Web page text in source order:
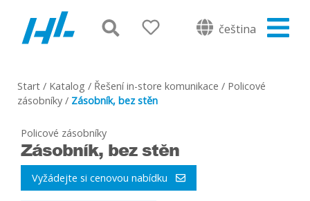
čeština
Start / Katalog / Řešení in-store komunikace / Policové
zásobníky / Zásobník, bez stěn
Policové zásobníky
Zásobník, bez stěn
Vyžádejte si cenovou nabídku